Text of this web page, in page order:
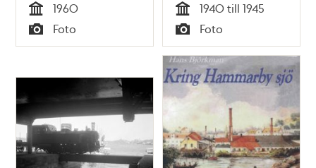
Tid
1960
Typ
Foto Tid
1940 till 1945
Typ
Foto